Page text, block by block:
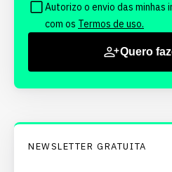
Autorizo o envio das minhas
com os Termos de uso.
Quero
NEWSLETTER GRATUITA